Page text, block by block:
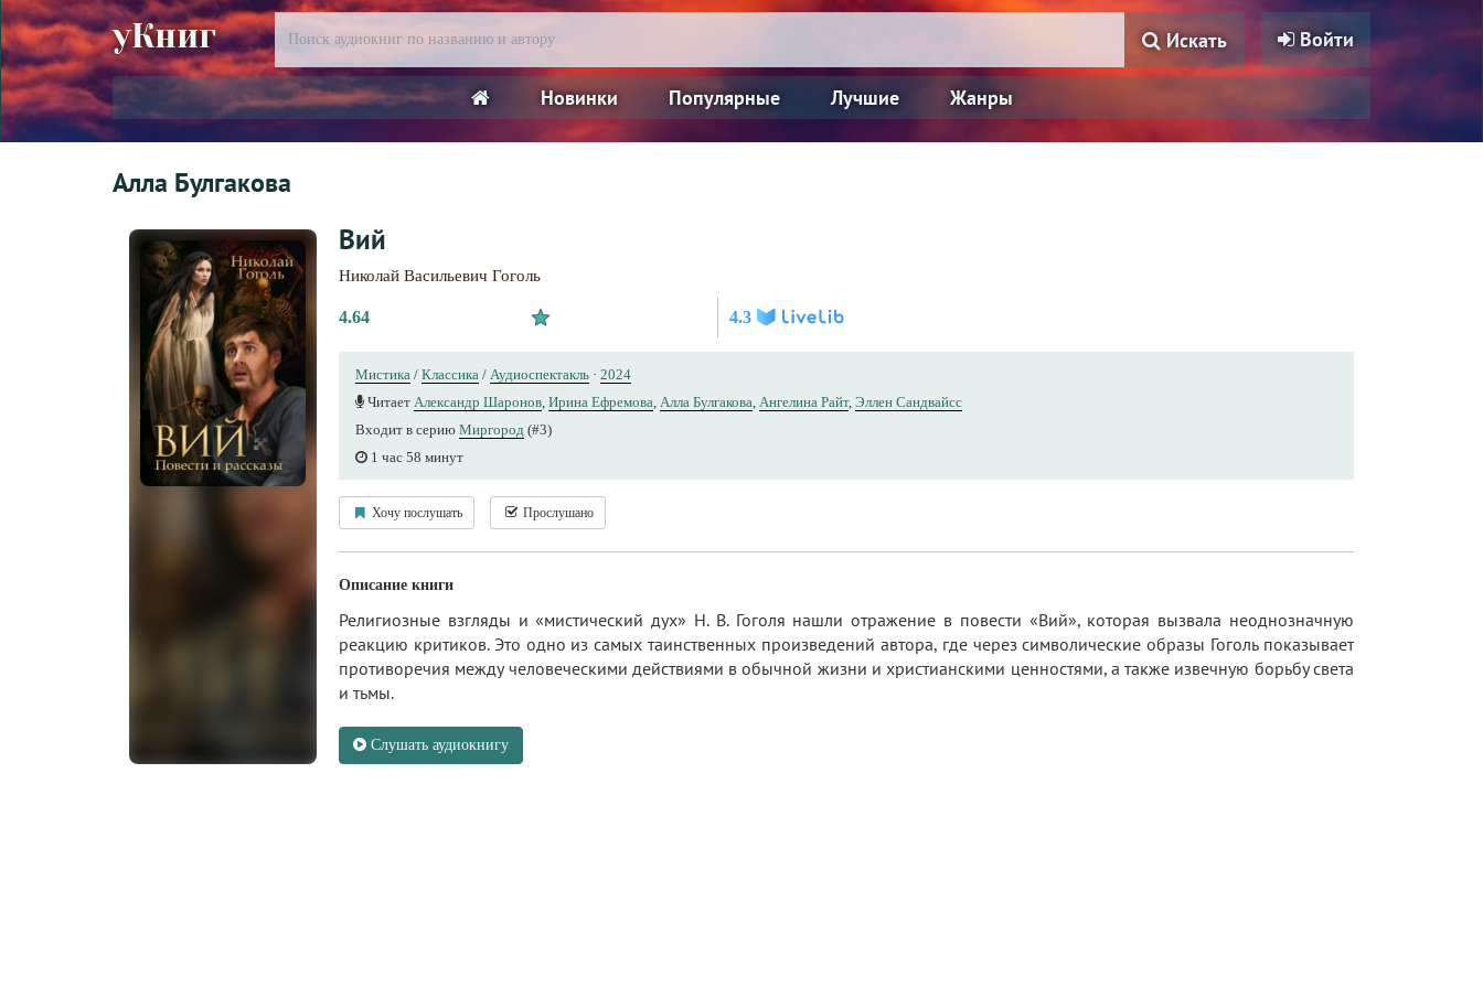
уКниг Войти
Искать
Новинки Популярные Лучшие Жанры
Алла Булгакова
Вий
Николай Васильевич Гоголь
4.64 4.3
Мистика / Классика / Аудиоспектакль · 2024
Читает Александр Шаронов, Ирина Ефремова, Алла Булгакова, Ангелина Райт, Эллен Сандвайсс
Входит в серию Миргород (#3)
1 час 58 минут
Хочу послушать Прослушано
Описание книги
Религиозные взгляды и «мистический дух» Н. В. Гоголя нашли отражение в повести «Вий», которая вызвала неоднозначную
реакцию критиков. Это одно из самых таинственных произведений автора, где через символические образы Гоголь показывает
противоречия между человеческими действиями в обычной жизни и христианскими ценностями, а также извечную борьбу света
и тьмы.
Слушать аудиокнигу